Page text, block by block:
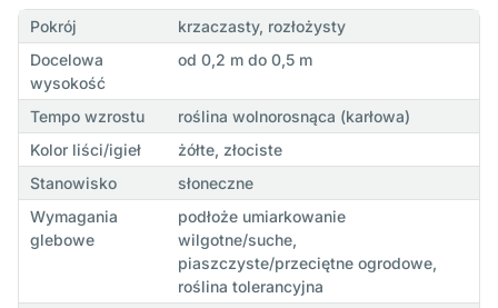
Pokrój
krzaczasty, rozłożysty
Docelowa
wysokość
od 0,2 m do 0,5 m
Tempo wzrostu
roślina wolnorosnąca (karłowa)
Kolor liści/igieł
żółte, złociste
Stanowisko
słoneczne
Wymagania
glebowe
podłoże umiarkowanie
wilgotne/suche,
piaszczyste/przeciętne ogrodowe,
roślina tolerancyjna